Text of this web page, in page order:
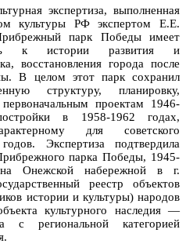
экспертиза, выполненная
культуры РФ экспертом Е.Е.
парк Победы имеет
к истории развития и
восстановления города после
В целом этот парк сохранил
структуру, планировку,
проектам 1946-
в 1958-1962 годах,
для советского
Экспертиза подтвердила
парка Победы, 1945-
Онежской набережной в г.
реестр объектов
истории и культуры) народов
культурного наследия —
с региональной категорией